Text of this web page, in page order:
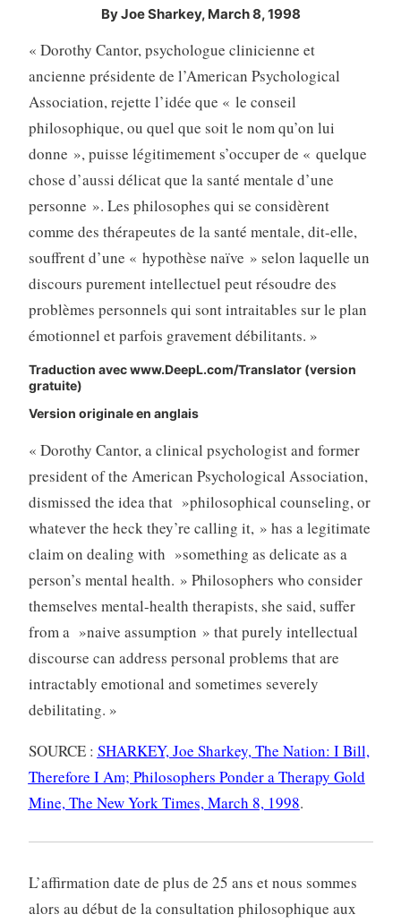
By Joe Sharkey, March 8, 1998
« Dorothy Cantor, psychologue clinicienne et
ancienne présidente de l’American Psychological
Association, rejette l’idée que « le conseil
philosophique, ou quel que soit le nom qu’on lui
donne », puisse légitimement s’occuper de « quelque
chose d’aussi délicat que la santé mentale d’une
personne ». Les philosophes qui se considèrent
comme des thérapeutes de la santé mentale, dit-elle,
souffrent d’une « hypothèse naïve » selon laquelle un
discours purement intellectuel peut résoudre des
problèmes personnels qui sont intraitables sur le plan
émotionnel et parfois gravement débilitants. »
Traduction avec www.DeepL.com/Translator (version
gratuite)
Version originale en anglais
« Dorothy Cantor, a clinical psychologist and former
president of the American Psychological Association,
dismissed the idea that »philosophical counseling, or
whatever the heck they’re calling it, » has a legitimate
claim on dealing with »something as delicate as a
person’s mental health. » Philosophers who consider
themselves mental-health therapists, she said, suffer
from a »naive assumption » that purely intellectual
discourse can address personal problems that are
intractably emotional and sometimes severely
debilitating. »
SOURCE : SHARKEY, Joe Sharkey, The Nation: I Bill,
Therefore I Am; Philosophers Ponder a Therapy Gold
Mine, The New York Times, March 8, 1998.
L’affirmation date de plus de 25 ans et nous sommes
alors au début de la consultation philosophique aux